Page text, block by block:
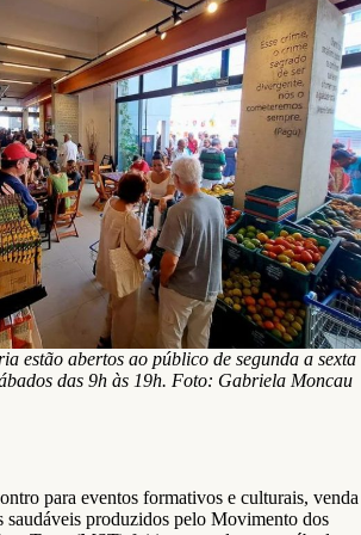
estão abertos ao público de segunda a sexta
das 9h às 19h. Foto: Gabriela Moncau
para eventos formativos e culturais, venda
saudáveis produzidos pelo Movimento dos